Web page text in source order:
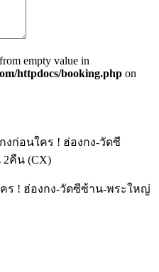
empty value in
httpdocs/booking.php on
คร ! ฮ่องกง-วัดซีซ้าน-พระใหญ่